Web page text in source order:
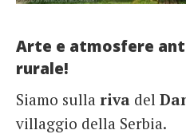
Arte e atmosfere
rurale!
Siamo sulla riva del
villaggio della Serbia.